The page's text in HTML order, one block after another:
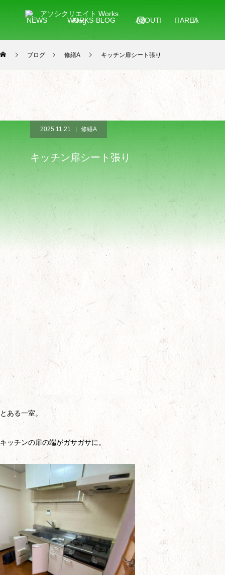
NEWS WORKS-BLOG ABOUT AREA
ブログ 修繕A キッチン扉シート張り
2025.11.21 修繕A
キッチン扉シート張り
とある一室。
キッチンの扉の端がガサガサに。